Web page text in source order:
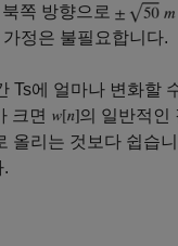
쪽 방향으로
정은 불필요합니다.
Ts에 얼마나 변화할
크면
의 일반적인
올리는 것보다 쉽습
.